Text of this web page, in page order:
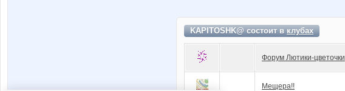
KAPITOSHK@ состоит вклубах
Форум Лютики-цветочки
Мещера!!